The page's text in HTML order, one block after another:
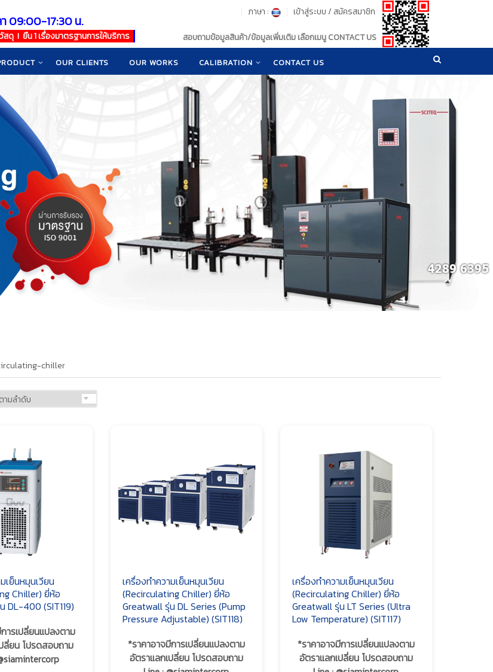
า 09:00-17:30 น.
ดุ ! ยืน 1 เรื่องมาตรฐานการให้บริการ
เข้าสู่ระบบ / สมัครสมาชิก
ภาษา :
สอบถามข้อมูลสินค้า/ข้อมูลเพิ่มเติม เลือกเมนู CONTACT US
OUR CLIENTS OUR WORKS CALIBRATION CONTACT US
chiller
เย็นหมุนเวียน
Chiller) ยี่ห้อ
DL-400 (SIT119)
ารเปลี่ยนแปลงตาม
ลี่ยน โปรดสอบถาม
เครื่องทำความเย็นหมุนเวียน
(Recirculating Chiller) ยี่ห้อ
Greatwall รุ่น DL Series (Pump
Pressure Adjustable) (SIT118)
*ราคาอาจมีการเปลี่ยนแปลงตาม
อัตราแลกเปลี่ยน โปรดสอบถาม
เครื่องทำความเย็นหมุนเวียน
(Recirculating Chiller) ยี่ห้อ
Greatwall รุ่น LT Series (Ultra
Low Temperature) (SIT117)
*ราคาอาจมีการเปลี่ยนแปลงตาม
อัตราแลกเปลี่ยน โปรดสอบถาม